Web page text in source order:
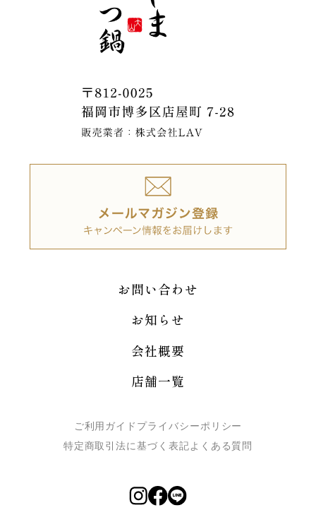
お問い合わせ
お知らせ
会社概要
店舗一覧
ご利用ガイド プライバシーポリシー
特定商取引法に基づく表記よくある質問